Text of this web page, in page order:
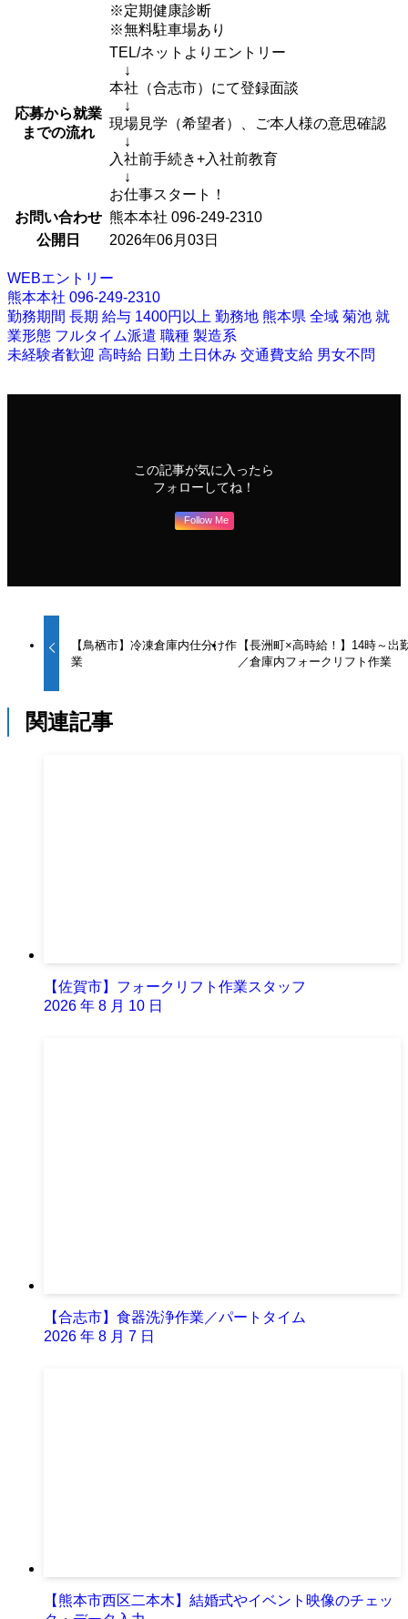
※定期健康診断
※無料駐車場あり
応募から就業
までの流れ
TEL/ネットよりエントリー
↓
本社（合志市）にて登録面談
↓
現場見学（希望者）、ご本人様の意思確認
↓
入社前手続き+入社前教育
↓
お仕事スタート！
お問い合わせ 熊本本社 096-249-2310
公開日
2026年06月03日
WEBエントリー
熊本本社 096-249-2310
勤務期間 長期 給与 1400円以上 勤務地 熊本県 全域 菊池 就
業形態 フルタイム派遣 職種 製造系
未経験者歓迎 高時給 日勤 土日休み 交通費支給 男女不問
この記事が気に入ったら
フォローしてね！
Follow Me
【鳥栖市】冷凍倉庫内仕分け作
業
【長洲町×高時給！】14時～出
／倉庫内フォークリフト作業
関連記事
【佐賀市】フォークリフト作業スタッフ
2026 年 8 月 10 日
【合志市】食器洗浄作業／パートタイム
2026 年 8 月 7 日
【熊本市西区二本木】結婚式やイベント映像のチェッ